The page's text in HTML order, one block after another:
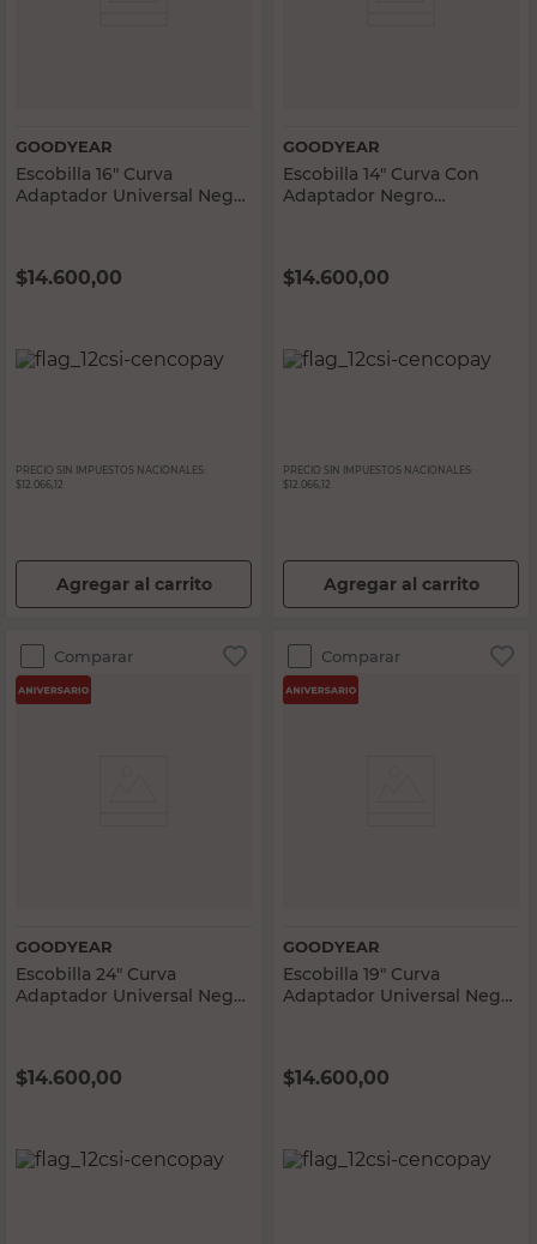
GOODYEAR
Escobilla 16" Curva
Adaptador Universal Negro
$14.600,00
PRECIO SIN IMPUESTOS NACIONALES:
$12.066,12
Agregar al carrito
GOODYEAR
Escobilla 14" Curva Con
Adaptador Negro
$14.600,00
PRECIO SIN IMPUESTOS NACIONALES:
$12.066,12
Agregar al carrito
Comparar
GOODYEAR
Escobilla 24" Curva
Adaptador Universal Negro
$14.600,00
Comparar
GOODYEAR
Escobilla 19" Curva
Adaptador Universal Negro
$14.600,00